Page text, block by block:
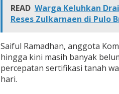
READ Warga Keluhkan
Reses Zulkarnaen di Pulo
Saiful Ramadhan, anggota
hingga kini masih banyak
percepatan sertifikasi tanah
hari.